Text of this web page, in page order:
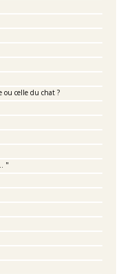
ou celle du chat ?
"